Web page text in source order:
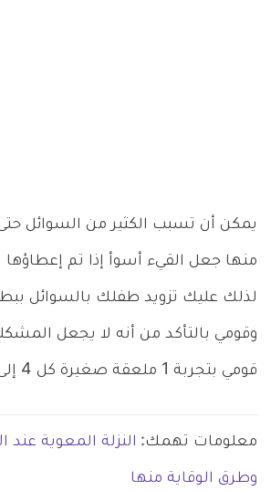
يمكن أن تسبب الكثير من السوائل
منها جعل القيء أسوأ إذا تم إعطاؤها
لذلك عليك تزويد طفلك بالسوائل
وقومي بالتأكد من أنه لا يجعل
قومي بتجربة 1 ملعقة صغيرة كل 4 إلى 5 دقائق.
معلومات تهمك: النزلة المعوية عند
وطرق الوقاية منها